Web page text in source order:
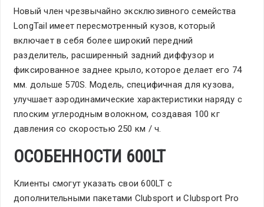
Новый член чрезвычайно эксклюзивного семейства
LongTail имеет пересмотренный кузов, который
включает в себя более широкий передний
разделитель, расширенный задний диффузор и
фиксированное заднее крыло, которое делает его 74
мм. дольше 570S. Модель, специфичная для кузова,
улучшает аэродинамические характеристики наряду с
плоским углеродным волокном, создавая 100 кг
давления со скоростью 250 км / ч.
ОСОБЕННОСТИ 600LT
Клиенты смогут указать свои 600LT с
дополнительными пакетами Clubsport и Clubsport Pro